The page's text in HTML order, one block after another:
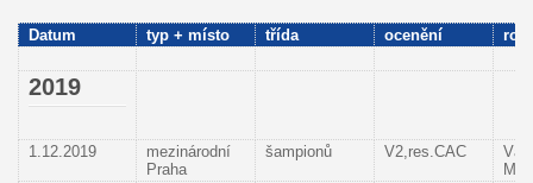
Datum typ + místo třída ocenění
2019
1.12.2019
mezinárodní
Praha
šampionů V2,res.CAC